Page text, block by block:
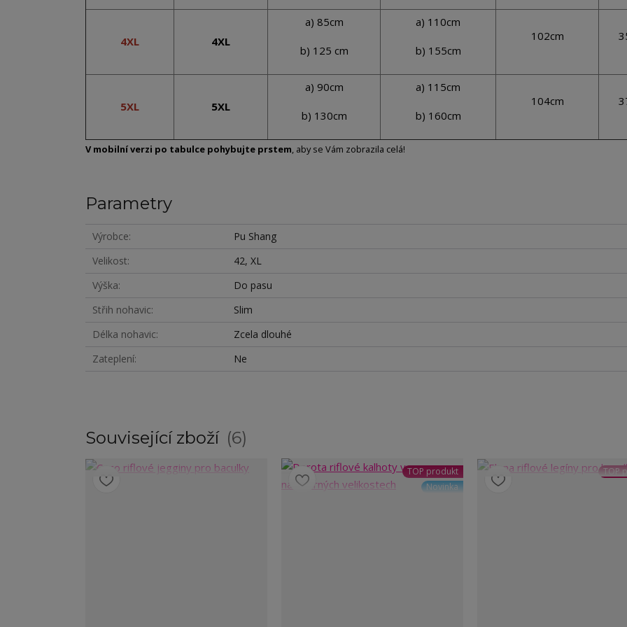
4XL 4XL
a) 85cm
b) 125 cm
a) 110cm
b) 155cm
102cm
5XL 5XL
a) 90cm
b) 130cm
a) 115cm
b) 160cm
104cm
V mobilní verzi po tabulce pohybujte prstem, aby se Vám zobrazila celá!
Parametry
Výrobce
Pu Shang
Velikost
42, XL
Výška
Do pasu
Střih nohavic
Slim
Délka nohavic
Zcela dlouhé
Zateplení
Ne
Související zboží 6
TOP produkt
Novinka
TOP